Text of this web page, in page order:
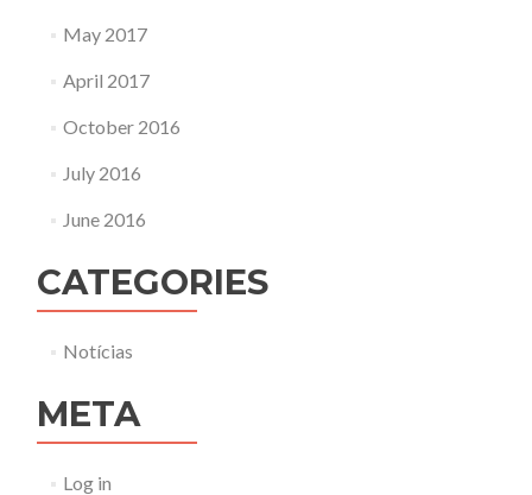
May 2017
April 2017
October 2016
July 2016
June 2016
CATEGORIES
Notícias
META
Log in